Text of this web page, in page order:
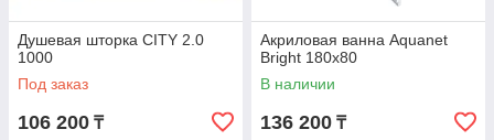
Душевая шторка CITY 2.0
1000
Под заказ
106 200 ₸
Акриловая ванна Aquanet
Bright 180x80
В наличии
136 200 ₸